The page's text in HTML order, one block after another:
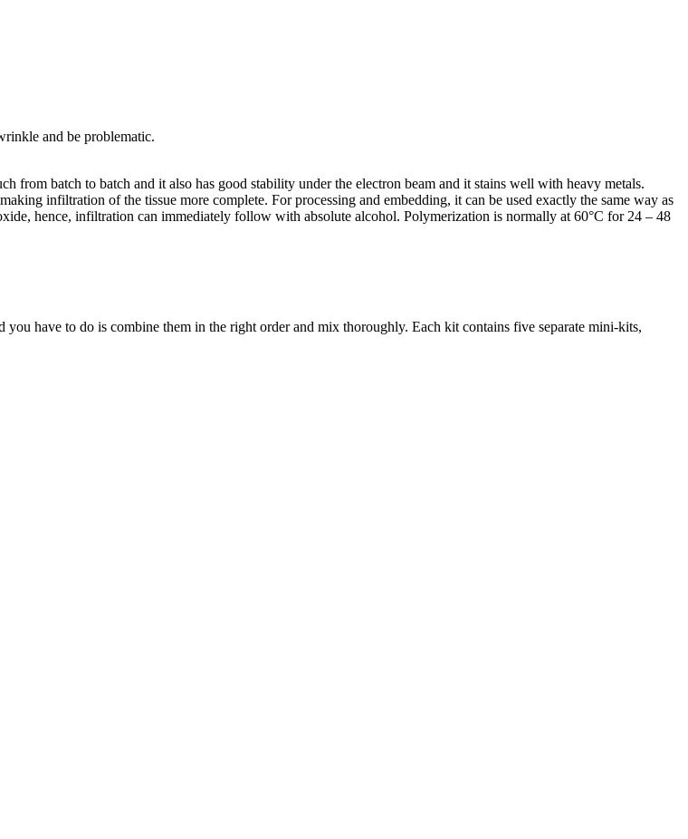
and be problematic.
from batch to batch and it also has good stability under the electron beam and it stains well with heavy metals.
infiltration of the tissue more complete. For processing and embedding, it can be used exactly the same way as
hence, infiltration can immediately follow with absolute alcohol. Polymerization is normally at 60°C for 24 – 48
have to do is combine them in the right order and mix thoroughly. Each kit contains five separate mini-kits,